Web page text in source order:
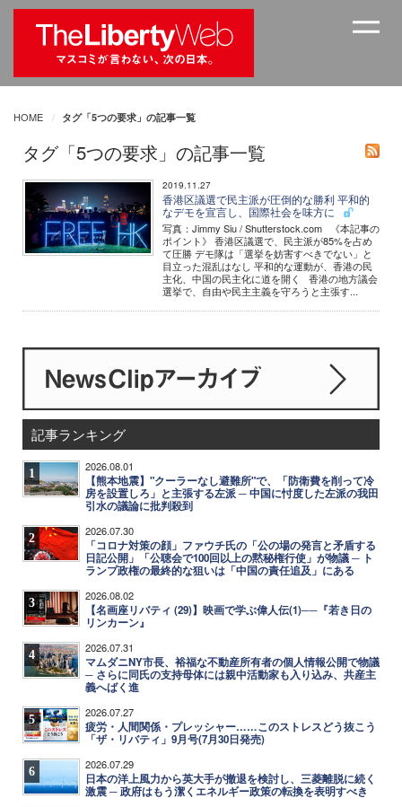
HOME タグ「5つの要求」の記事一覧
タグ「5つの要求」の記事一覧
2019.11.27
香港区議選で民主派が圧倒的な勝利 平和的
なデモを宣言し、国際社会を味方に
写真：Jimmy Siu / Shutterstock.com 《本記事の
ポイント》 香港区議選で、民主派が85%を占め
て圧勝 デモ隊は「選挙を妨害すべきでない」と
目立った混乱はなし 平和的な運動が、香港の民
主化、中国の民主化に道を開く 香港の地方議会
選挙で、自由や民主主義を守ろうと主張す...
記事ランキング
1 2026.08.01
【熊本地震】"クーラーなし避難所"で、「防衛費を削って冷
房を設置しろ」と主張する左派 ─ 中国に忖度した左派の我田
引水の議論に批判殺到
2 2026.07.30
「コロナ対策の顔」ファウチ氏の「公の場の発言と矛盾する
日記公開」「公聴会で100回以上の黙秘権行使」が物議 ─ ト
ランプ政権の最終的な狙いは「中国の責任追及」にある
3 2026.08.02
【名画座リバティ (29)】映画で学ぶ偉人伝(1)──『若き日の
リンカーン』
4 2026.07.31
マムダニNY市長、裕福な不動産所有者の個人情報公開で物議
─ さらに同氏の支持母体には親中活動家も入り込み、共産主
義へばく進
5 2026.07.27
疲労・人間関係・プレッシャー……このストレスどう抜こう
「ザ・リバティ」9月号(7月30日発売)
6 2026.07.29
日本の洋上風力から英大手が撤退を検討し、三菱離脱に続く
激震 ─ 政府はもう潔くエネルギー政策の転換を表明すべき